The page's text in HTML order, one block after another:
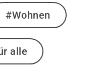
#Wohnen
alle